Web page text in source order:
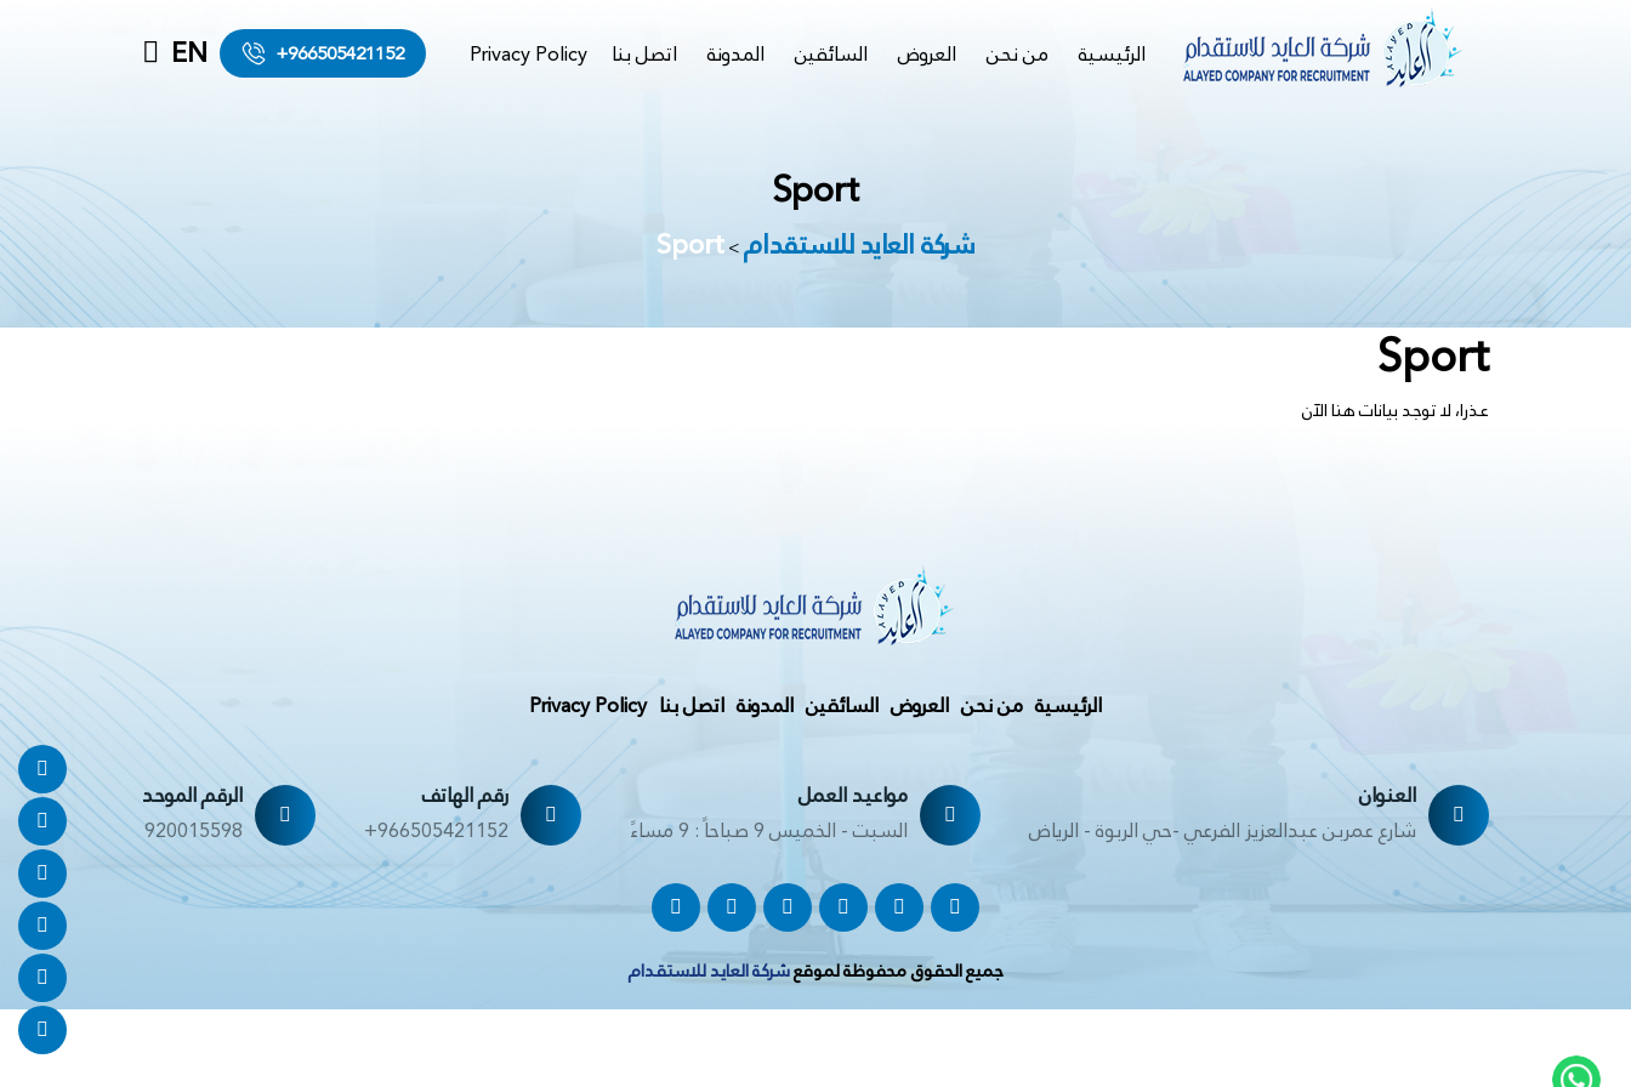
الرئيسية من نحن العروض السائقين المدونة اتصل بنا Privacy Policy
+966505421152
EN
Sport
شركة العايد للاستقدام>
Sport
Sport
عذرا، لا توجد بيانات هنا الآن
الرئيسية من نحن العروض السائقين المدونة اتصل بنا Privacy Policy
العنوان
شارع عمربن عبدالعزيز الفرعي -حي الربوة - الرياض
مواعيد العمل
السبت - الخميس 9 صباحاً : 9 مساءً
رقم الهاتف
+966505421152
الرقم الموحد
920015598
جميع الحقوق محفوظة لموقعشركة العايد للاستقدام